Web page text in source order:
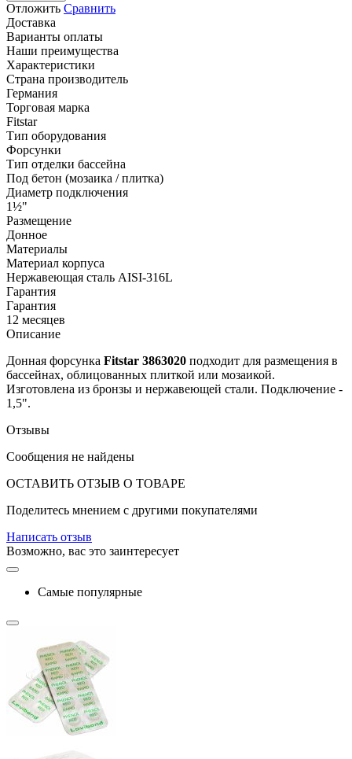
Отложить Сравнить
Доставка
Варианты оплаты
Наши преимущества
Характеристики
Страна производитель
Германия
Торговая марка
Fitstar
Тип оборудования
Форсунки
Тип отделки бассейна
Под бетон (мозаика / плитка)
Диаметр подключения
1½"
Размещение
Донное
Материалы
Материал корпуса
Нержавеющая сталь AISI-316L
Гарантия
Гарантия
12 месяцев
Описание
Донная форсунка Fitstar 3863020 подходит для размещения в
бассейнах, облицованных плиткой или мозаикой.
Изготовлена из бронзы и нержавеющей стали. Подключение -
1,5".
Отзывы
Сообщения не найдены
ОСТАВИТЬ ОТЗЫВ О ТОВАРЕ
Поделитесь мнением с другими покупателями
Написать отзыв
Возможно, вас это заинтересует
Самые популярные